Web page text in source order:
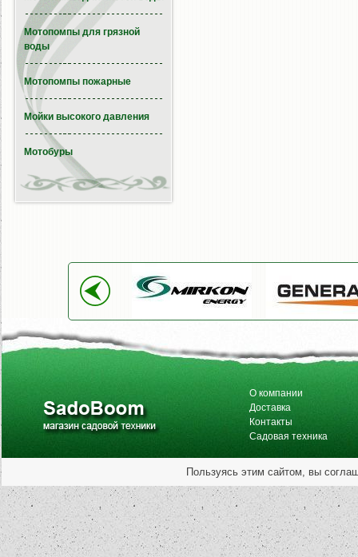
Мотопомпы для грязной
воды
Мотопомпы пожарные
Мойки высокого давления
Мотобуры
О компании
Доставка
Контакты
Садовая техника
Пользуясь этим сайтом, вы